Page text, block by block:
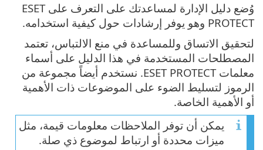
وُضع دليل الإدارة لمساعدتك على التعرف على ESET
PROTECT وهو يوفر إرشادات حول كيفية استخدامه.
لتحقيق الاتساق وللمساعدة في منع الالتباس، تعتمد
المصطلحات المستخدمة في هذا الدليل على أسماء
معلمات ESET PROTECT. نستخدم أيضاً مجموعة من
الرموز لتسليط الضوء على الموضوعات ذات الأهمية
أو الأهمية الخاصة.
يمكن أن توفر الملاحظات معلومات قيمة، مثل
ميزات محددة أو ارتباط لموضوع ذي صلة.